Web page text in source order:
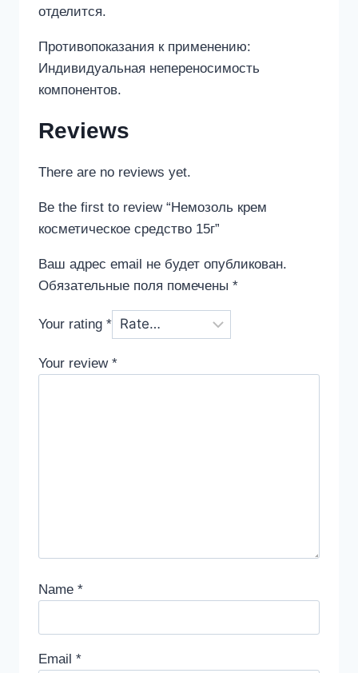
отделится.
Противопоказания к применению:
Индивидуальная непереносимость
компонентов.
Reviews
There are no reviews yet.
Be the first to review “Немозоль крем
косметическое средство 15г”
Ваш адрес email не будет опубликован.
Обязательные поля помечены *
Your rating *
Your review *
Name *
Email *